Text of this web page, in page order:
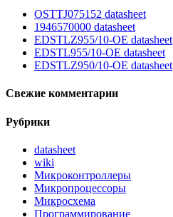
OSTTJ075152 datasheet
1946570000 datasheet
EDSTLZ955/10-OE datasheet
EDSTL955/10-OE datasheet
EDSTLZ950/10-OE datasheet
Свежие комментарии
Рубрики
datasheet
wiki
Микроконтроллеры
Микропроцессоры
Микросхема
Программирование